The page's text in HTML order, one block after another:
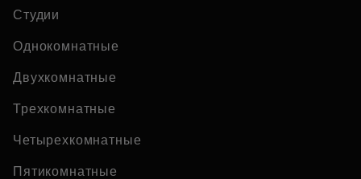
Студии
Однокомнатные
Двухкомнатные
Трехкомнатные
Четырехкомнатные
Пятикомнатные